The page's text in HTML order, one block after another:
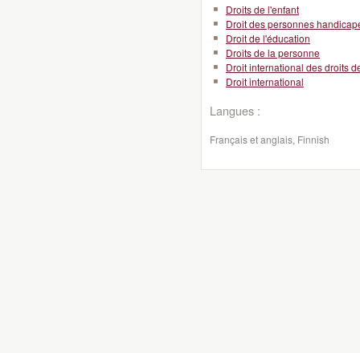
Droits de l'enfant
Droit des personnes
Droit de l'éducation
Droits de la personne
Droit international des droits
Droit international
Langues :
Français et anglais, Finnish